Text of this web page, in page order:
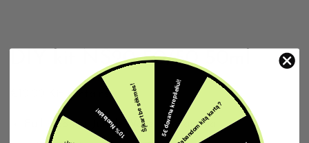
DIY kit NS20 50/50 50ml
Kit contains:
Full moon or Jungle Wave 10ml aroma
5€ dovana krepšeliui!Pabandom kitą kartą?
10% Nuolaida!Šįkart be sėkmės!